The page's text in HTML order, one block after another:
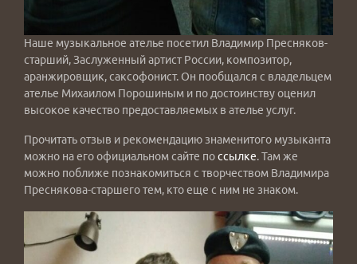
Наше музыкальное ателье посетил Владимир Пресняков-
старший, Заслуженный артист России, композитор,
аранжировщик, саксофонист. Он пообщался с владельцем
ателье Михаилом Порошиным и по достоинству оценил
высокое качество предоставляемых в ателье услуг.
Прочитать отзыв и рекомендацию знаменитого музыканта
можно на его официальном сайте поссылке. Там же
можно поближе познакомиться с творчеством Владимира
Преснякова-старшего тем, кто еще с ним не знаком.